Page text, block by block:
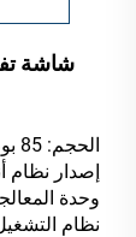
الحجم: 85 بوصة، شاشة تعمل باللمس بدقة 4K
إصدار نظام
وحدة
نظام